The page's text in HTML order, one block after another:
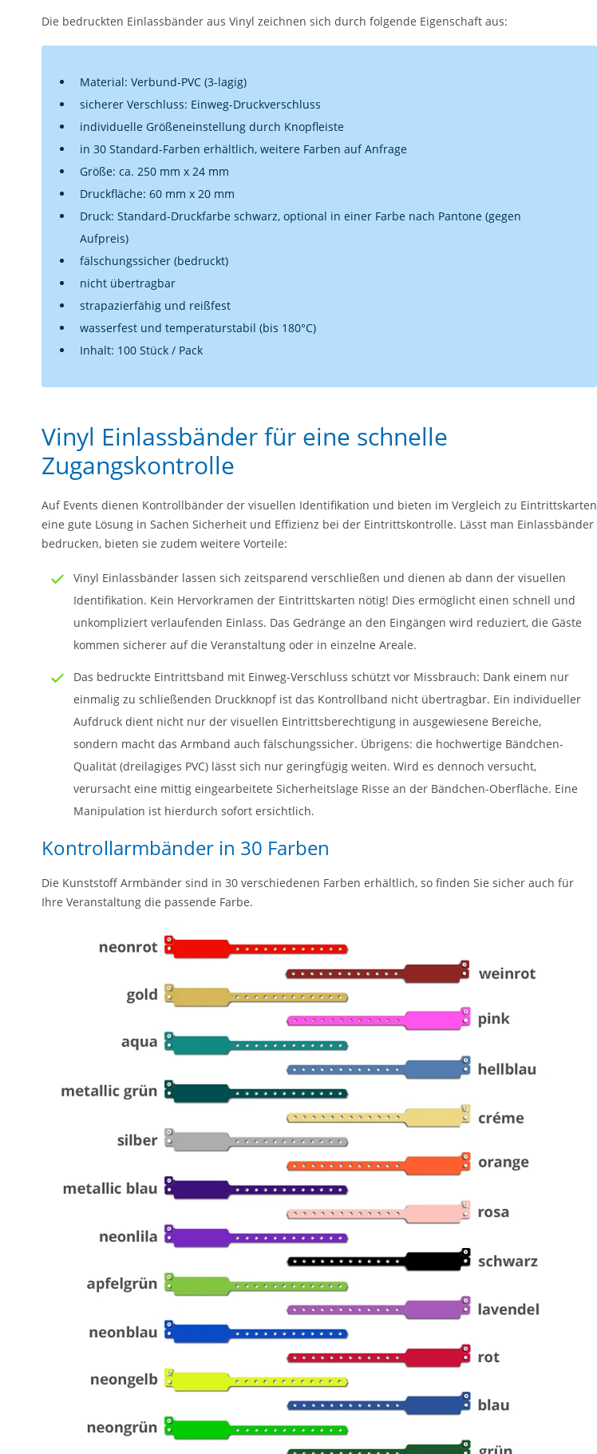
Die bedruckten Einlassbänder aus Vinyl zeichnen sich durch folgende Eigenschaft aus:
Material: Verbund-PVC (3-lagig)
sicherer Verschluss: Einweg-Druckverschluss
individuelle Größeneinstellung durch Knopfleiste
in 30 Standard-Farben erhältlich, weitere Farben auf Anfrage
Größe: ca. 250 mm x 24 mm
Druckfläche: 60 mm x 20 mm
Druck: Standard-Druckfarbe schwarz, optional in einer Farbe nach Pantone (gegen
Aufpreis)
fälschungssicher (bedruckt)
nicht übertragbar
strapazierfähig und reißfest
wasserfest und temperaturstabil (bis 180°C)
Inhalt: 100 Stück / Pack
Vinyl Einlassbänder für eine schnelle
Zugangskontrolle
Auf Events dienen Kontrollbänder der visuellen Identifikation und bieten im Vergleich zu Eintrittskarten
eine gute Lösung in Sachen Sicherheit und Effizienz bei der Eintrittskontrolle. Lässt man Einlassbänder
bedrucken, bieten sie zudem weitere Vorteile:
Vinyl Einlassbänder lassen sich zeitsparend verschließen und dienen ab dann der visuellen
Identifikation. Kein Hervorkramen der Eintrittskarten nötig! Dies ermöglicht einen schnell und
unkompliziert verlaufenden Einlass. Das Gedränge an den Eingängen wird reduziert, die Gäste
kommen sicherer auf die Veranstaltung oder in einzelne Areale.
Das bedruckte Eintrittsband mit Einweg-Verschluss schützt vor Missbrauch: Dank einem nur
einmalig zu schließenden Druckknopf ist das Kontrollband nicht übertragbar. Ein individueller
Aufdruck dient nicht nur der visuellen Eintrittsberechtigung in ausgewiesene Bereiche,
sondern macht das Armband auch fälschungssicher. Übrigens: die hochwertige Bändchen-
Qualität (dreilagiges PVC) lässt sich nur geringfügig weiten. Wird es dennoch versucht,
verursacht eine mittig eingearbeitete Sicherheitslage Risse an der Bändchen-Oberfläche. Eine
Manipulation ist hierdurch sofort ersichtlich.
Kontrollarmbänder in 30 Farben
Die Kunststoff Armbänder sind in 30 verschiedenen Farben erhältlich, so finden Sie sicher auch für
Ihre Veranstaltung die passende Farbe.